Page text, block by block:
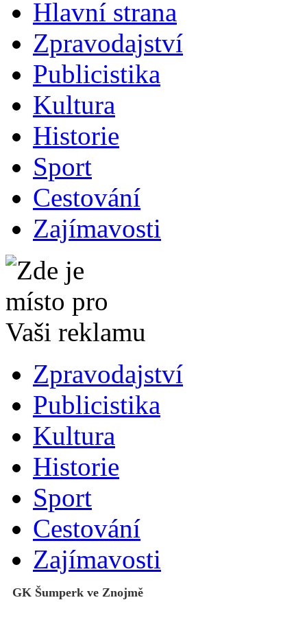
Hlavní strana
Zpravodajství
Publicistika
Kultura
Historie
Sport
Cestování
Zajímavosti
Zpravodajství
Publicistika
Kultura
Historie
Sport
Cestování
Zajímavosti
GK Šumperk ve Znojmě